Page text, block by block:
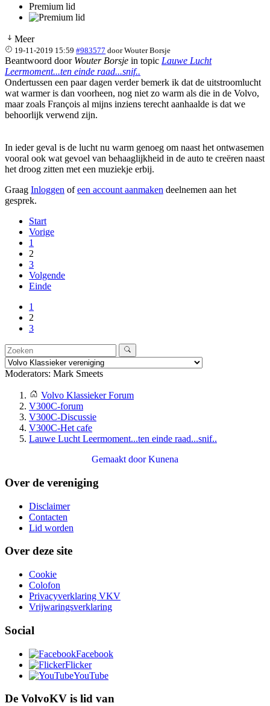
Premium lid
Meer
19-11-2019 15:59 #983577 doorWouter Borsje
Beantwoord door Wouter Borsje in topic Lauwe Lucht
Leermoment...ten einde raad...snif..
Ondertussen een paar dagen verder bemerk ik dat de uitstroomlucht
wat warmer is dan voorheen, nog niet zo warm als die in de Volvo,
maar zoals François al mijns inziens terecht aanhaalde is dat we
behoorlijk verwend zijn.
In ieder geval is de lucht nu warm genoeg om naast het ontwasemen
vooral ook wat gevoel van behaaglijkheid in de auto te creëren naast
het droog zitten met een muziekje erbij.
Graag Inloggen ofeen account aanmaken deelnemen aan het
gesprek.
Start
Vorige
1
2
3
Volgende
Einde
1
2
3
Moderators: Mark Smeets
Volvo Klassieker Forum
V300C-forum
V300C-Discussie
V300C-Het cafe
Lauwe Lucht Leermoment...ten einde raad...snif..
Gemaakt doorKunena
Over de vereniging
Disclaimer
Contacten
Lid worden
Over deze site
Cookie
Colofon
Privacyverklaring VKV
Vrijwaringsverklaring
Social
Facebook
Flicker
YouTube
De VolvoKV is lid van